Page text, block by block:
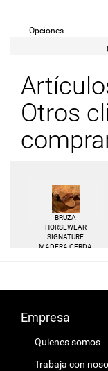
Opciones
Otros
BRUZA
HORSEWEAR
SIGNATURE
MADERA CERDA
Empresa
Quienes somos
Trabaja con